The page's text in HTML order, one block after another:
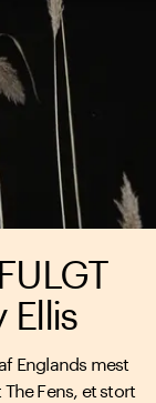
Ellis
Englands mest
Fens, et stort